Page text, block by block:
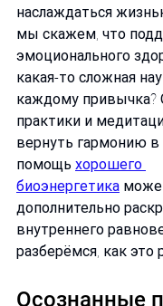
наслаждаться
мы скажем, что
эмоционального
какая-то сложная
каждому привычка?
практики и
вернуть гармонию в
помощь хорошего
биоэнергетика
дополнительно
внутреннего
разберёмся, как это
Осознанные